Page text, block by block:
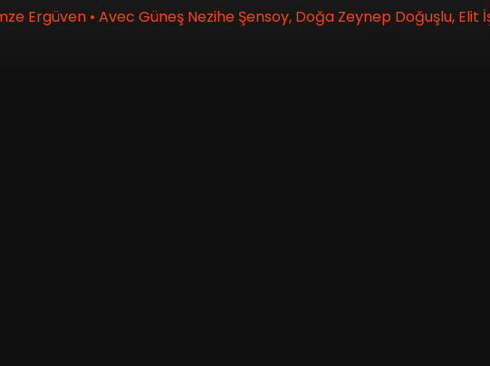
Ergüven • Avec Güneş Nezihe Şensoy, Doğa Zeynep Doğuşlu, Elit